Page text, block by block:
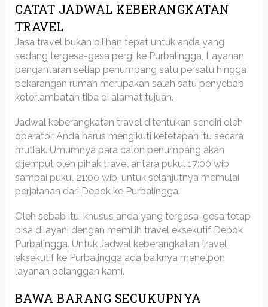
CATAT JADWAL KEBERANGKATAN
TRAVEL
Jasa travel bukan pilihan tepat untuk anda yang
sedang tergesa-gesa pergi ke Purbalingga, Layanan
pengantaran setiap penumpang satu persatu hingga
pekarangan rumah merupakan salah satu penyebab
keterlambatan tiba di alamat tujuan.
Jadwal keberangkatan travel ditentukan sendiri oleh
operator, Anda harus mengikuti ketetapan itu secara
mutlak. Umumnya para calon penumpang akan
dijemput oleh pihak travel antara pukul 17:00 wib
sampai pukul 21:00 wib, untuk selanjutnya memulai
perjalanan dari Depok ke Purbalingga.
Oleh sebab itu, khusus anda yang tergesa-gesa tetap
bisa dilayani dengan memilih travel eksekutif Depok
Purbalingga. Untuk Jadwal keberangkatan travel
eksekutif ke Purbalingga ada baiknya menelpon
layanan pelanggan kami.
BAWA BARANG SECUKUPNYA